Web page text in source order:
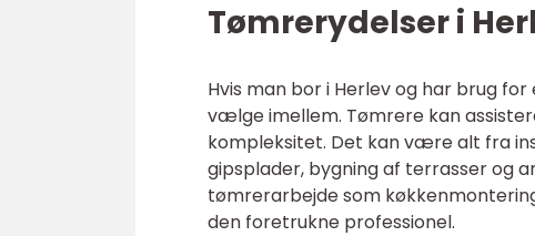
Tømrerydelser i
Hvis man bor i Herlev og har brug
vælge imellem. Tømrere kan
kompleksitet. Det kan være alt fra
gipsplader, bygning af terrasser og
tømrerarbejde som
den foretrukne professionel.